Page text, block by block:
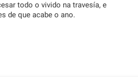
todo o vivido na travesía, e
de que acabe o ano.